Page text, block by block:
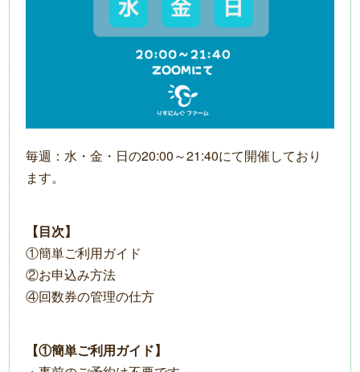
毎週：水・金・日の20:00～21:40にて開催しており
ます。
【目次】
①簡単ご利用ガイド
②お申込み方法
④回数券の管理の仕方
【①簡単ご利用ガイド】